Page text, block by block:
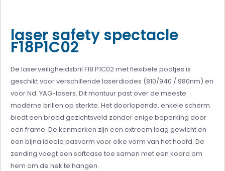
laser safety spectacle
F18P1C02
De laserveiligheidsbril F18.P1C02 met flexibele pootjes is
geschikt voor verschillende laserdiodes (810/940 / 980nm) en
voor Nd: YAG-lasers. Dit montuur past over de meeste
moderne brillen op sterkte. Het doorlopende, enkele scherm
biedt een breed gezichtsveld zonder enige beperking door
een frame. De kenmerken zijn een extreem laag gewicht en
een bijna ideale pasvorm voor elke vorm van het hoofd. De
zending voegt een softcase toe samen met een koord om
hem om de nek te hangen.